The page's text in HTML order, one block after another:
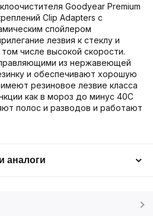
Goodyear Premium
Clip Adapters с
спойлером
лезвия к стеклу и
числе высокой скорости.
из нержавеющей
и обеспечивают хорошую
резиновое лезвие класса
как в мороз до минус 40С
полос и разводов и работают
аналоги